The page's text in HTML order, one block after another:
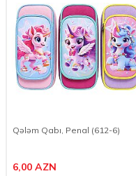
Qələm Qabı, Penal (612-6)
6,00 AZN